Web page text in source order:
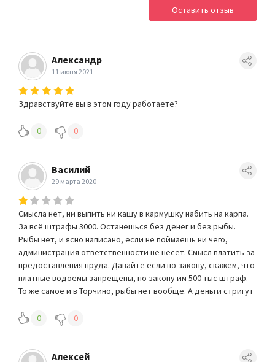
Оставить отзыв
Александр
11 июня 2021
Здравствуйте вы в этом году работаете?
0 0
Василий
29 марта 2020
Смысла нет, ни выпить ни кашу в кармушку набить на карпа.
За всё штрафы 3000. Останешься без денег и без рыбы.
Рыбы нет, и ясно написано, если не поймаешь ни чего,
администрация ответственности не несет. Смысл платить за
предоставления пруда. Давайте если по закону, скажем, что
платные водоемы запрещены, по закону им 500 тыс штраф.
То же самое и в Торчино, рыбы нет вообще. А деньги стригут
0 0
Алексей